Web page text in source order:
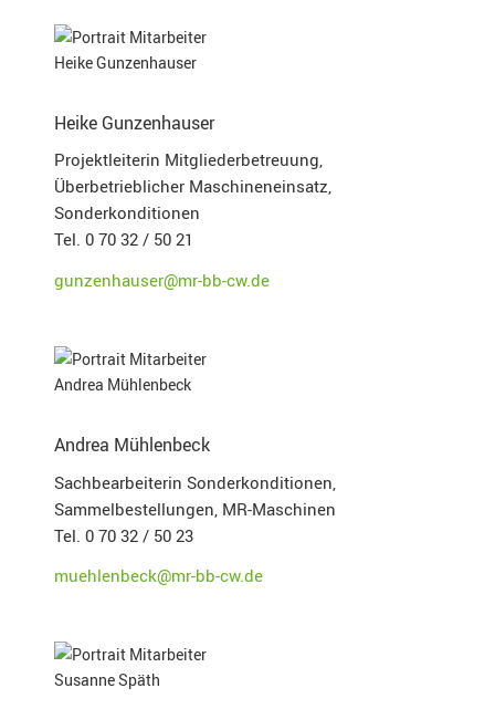
Heike Gunzenhauser
Projektleiterin Mitgliederbetreuung,
Überbetrieblicher Maschineneinsatz,
Sonderkonditionen
Tel. 0 70 32 / 50 21
gunzenhauser@mr-bb-cw.de
Andrea Mühlenbeck
Sachbearbeiterin Sonderkonditionen,
Sammelbestellungen, MR-Maschinen
Tel. 0 70 32 / 50 23
muehlenbeck@mr-bb-cw.de